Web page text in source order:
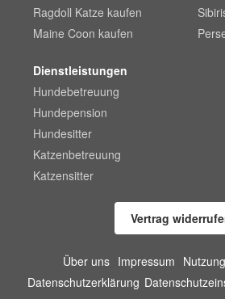
Ragdoll Katze kaufen
Maine Coon kaufen
Dienstleistungen
Hundebetreuung
Hundepension
Hundesitter
Katzenbetreuung
Katzensitter
Vertrag
Über uns Impressum
Datenschutzerklärung